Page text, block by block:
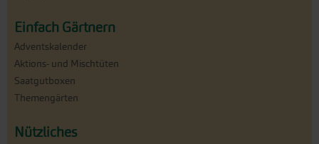
Einfach Gärtnern
Adventskalender
Aktions- und Mischtüten
Saatgutboxen
Themengärten
Nützliches